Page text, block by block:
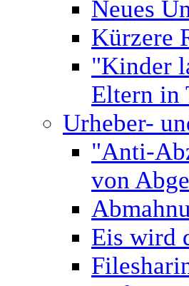
Neues
Kürzere
"Kinder
Eltern in
Urheber-
"Anti-
von
Eis wird